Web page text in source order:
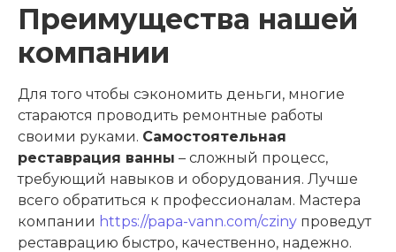
Преимущества нашей
компании
Для того чтобы сэкономить деньги, многие
стараются проводить ремонтные работы
своими руками. Самостоятельная
реставрация ванны – сложный процесс,
требующий навыков и оборудования. Лучше
всего обратиться к профессионалам. Мастера
компании https://papa-vann.com/cziny проведут
реставрацию быстро, качественно, надежно.